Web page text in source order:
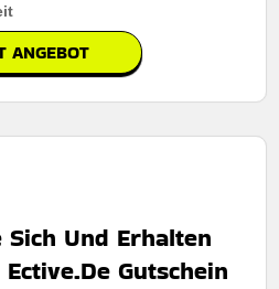
ANGEBOT
Und Erhalten
Gutschein